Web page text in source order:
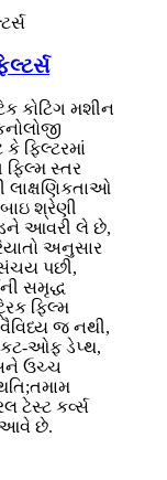
કોટિંગ મશીન
ફિલ્ટરમાં
ફિલ્મ સ્તર
લાક્ષણિકતાઓ
શ્રેણી
આવરી લે છે,
અનુસાર
સંચય પછી,
સમૃદ્ધ
ફિલ્મ
વૈવિધ્ય જ નથી,
કટ-ઓફ ડેપ્થ,
ઉચ્ચ
ટેસ્ટ કર્વ્સ
આવે છે.